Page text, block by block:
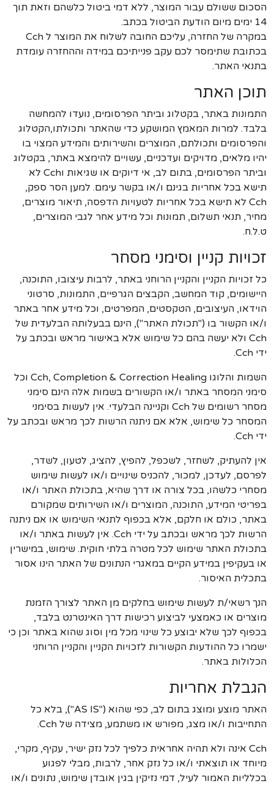
הסכום ששולם עבור המוצר, ללא דמי ביטול כלשהם וזאת תוך
14 ימים מיום הודעת הביטול בכתב.
במקרה של החזרה, עליכם החובה לשלוח את המוצר ל Cch
בכתובת שתימסר לכם עקב פנייתיכם במידה וההחזרה עומדת
בתנאי האתר.
תוכן האתר
התמונות באתר, בקטלוג וביתר הפרסומים, נועדו להמחשה
בלבד. למרות המאמץ המושקע כדי שהאתר ותכולתו,הקטלוג
והפרסומים ותכולתם, המוצרים והשירותים והמידע המצוי בו
יהיו מלאים, מדויקים ועדכניים, עשויים להימצא באתר, בקטלוג
וביתר הפרסומים, בתום לב, אי דיוקים או שגיאות וCch לא
תישא בכל אחריות בגינם ו/או בקשר עימם. למען הסר ספק,
Cch לא תישא בכל אחריות לטעויות הדפסה, תיאור מוצרים,
מחיר, תנאי תשלום, תמונות וכל מידע אחר לגבי המוצרים,
ט.ל.ח.
זכויות קניין וסימני מסחר
כל זכויות הקניין והקניין הרוחני באתר, לרבות עיצובו, התוכנה,
היישומים, קוד המחשב, הקבצים הגרפיים, התמונות, סרטוני
הוידאו, העיצובים, הטקסטים, המפרטים, וכל מידע אחר באתר
ו/או הקשור בו ("תכולת האתר"), הינם בבעלותה הבלעדית של
Cch ולא יעשה בהם כל שימוש אלא באישור מראש ובכתב על
ידי Cch.
השמות והלוגו Cch, Completion & Correction Healing וכל
סימני המסחר באתר ו/או הקשורים בשמות אלה הינם סימני
מסחר רשומים של Cch וקניינה הבלעדי. אין לעשות בסימני
המסחר כל שימוש, אלא אם ניתנה הרשות לכך מראש ובכתב על
ידי Cch.
אין להעתיק, לשחזר, לשכפל, להפיץ, להציג, לטעון, לשדר,
לפרסם, לעדכן, למכור, להכניס שינויים ו/או לעשות שימוש
מסחרי כלשהו, בכל צורה או דרך שהיא, בתכולת האתר ו/או
בפריטי המידע, התוכנה, המוצרים ו/או השירותים שמקורם
באתר, כולם או חלקם, אלא בכפוף לתנאי השימוש או אם ניתנה
הרשות לכך מראש ובכתב על ידי Cch. אין לעשות באתר ו/או
בתכולת האתר שימוש לכל מטרה בלתי חוקית. שימוש, במישרין
או בעקיפין במידע הקיים במאגרי הנתונים של האתר הינו אסור
בתכלית האיסור.
הנך רשאי/ת לעשות שימוש בחלקים מן האתר לצורך הזמנת
מוצרים או כאמצעי לביצוע רכישות דרך האינטרנט בלבד,
בכפוף לכך שלא יבוצע כל שינוי מכל מין וסוג שהוא באתר וכן כי
ישמרו כל ההודעות הקשורות לזכויות הקניין והקניין הרוחני
הכלולות באתר.
הגבלת אחריות
האתר מוצע ומוצג בתום לב, כפי שהוא ("AS IS"), בלא כל
התחייבות ו/או מצג, מפורש או משתמע, מצידה של Cch.
Cch אינה ולא תהיה אחראית כלפיך לכל נזק ישיר, עקיף, מקרי,
מיוחד או תוצאתי ו/או כל נזק אחר, לרבות, מבלי לפגוע
בכלליות האמור לעיל, דמי נזיקין בגין אובדן שימוש, נתונים ו/או